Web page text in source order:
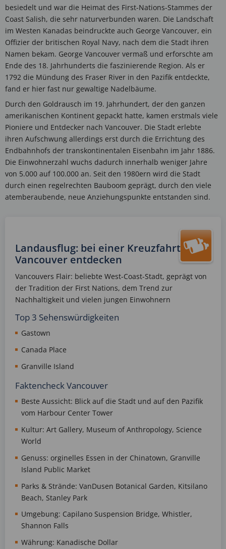
besiedelt und war die Heimat des First-Nations-Stammes der
Coast Salish, die sehr naturverbunden waren. Die Landschaft
im Westen Kanadas beindruckte auch George Vancouver, ein
Offizier der britischen Royal Navy, nach dem die Stadt ihren
Namen bekam. George Vancouver vermaß und erforschte am
Ende des 18. Jahrhunderts die faszinierende Region. Als er
1792 die Mündung des Fraser River in den Pazifik entdeckte,
fand er hier fast nur gewaltige Nadelbäume.
Durch den Goldrausch im 19. Jahrhundert, der den ganzen
amerikanischen Kontinent gepackt hatte, kamen erstmals viele
Pioniere und Entdecker nach Vancouver. Die Stadt erlebte
ihren Aufschwung allerdings erst durch die Errichtung des
Endbahnhofs der transkontinentalen Eisenbahn im Jahr 1886.
Die Einwohnerzahl wuchs dadurch innerhalb weniger Jahre
von 5.000 auf 100.000 an. Seit den 1980ern wird die Stadt
durch einen regelrechten Bauboom geprägt, durch den viele
atemberaubende, neue Anziehungspunkte entstanden sind.
Landausflug: bei einer Kreuzfahrt
Vancouver entdecken
Vancouvers Flair: beliebte West-Coast-Stadt, geprägt von
der Tradition der First Nations, dem Trend zur
Nachhaltigkeit und vielen jungen Einwohnern
Top 3 Sehenswürdigkeiten
Gastown
Canada Place
Granville Island
Faktencheck Vancouver
Beste Aussicht: Blick auf die Stadt und auf den Pazifik
vom Harbour Center Tower
Kultur: Art Gallery, Museum of Anthropology, Science
World
Genuss: orginelles Essen in der Chinatown, Granville
Island Public Market
Parks & Strände: VanDusen Botanical Garden, Kitsilano
Beach, Stanley Park
Umgebung: Capilano Suspension Bridge, Whistler,
Shannon Falls
Währung: Kanadische Dollar